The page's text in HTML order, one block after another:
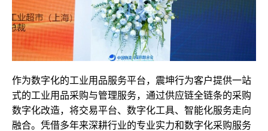
作为数字化的工业用品服务平台，震坤行为客户提供一站
式的工业用品采购与管理服务，通过供应链全链条的采购
数字化改造，将交易平台、数字化工具、智能化服务走向
融合。凭借多年来深耕行业的专业实力和数字化采购服务